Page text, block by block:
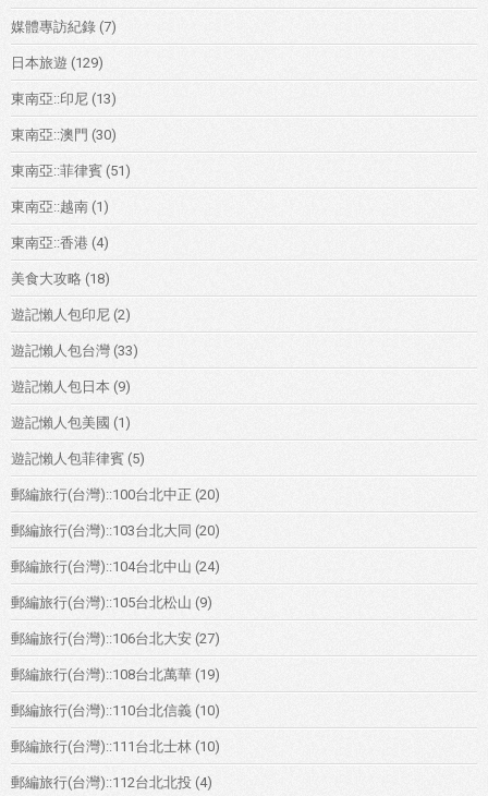
媒體專訪紀錄 (7)
日本旅遊 (129)
東南亞::印尼 (13)
東南亞::澳門 (30)
東南亞::菲律賓 (51)
東南亞::越南 (1)
東南亞::香港 (4)
美食大攻略 (18)
遊記懶人包印尼 (2)
遊記懶人包台灣 (33)
遊記懶人包日本 (9)
遊記懶人包美國 (1)
遊記懶人包菲律賓 (5)
郵編旅行(台灣)::100台北中正 (20)
郵編旅行(台灣)::103台北大同 (20)
郵編旅行(台灣)::104台北中山 (24)
郵編旅行(台灣)::105台北松山 (9)
郵編旅行(台灣)::106台北大安 (27)
郵編旅行(台灣)::108台北萬華 (19)
郵編旅行(台灣)::110台北信義 (10)
郵編旅行(台灣)::111台北士林 (10)
郵編旅行(台灣)::112台北北投 (4)